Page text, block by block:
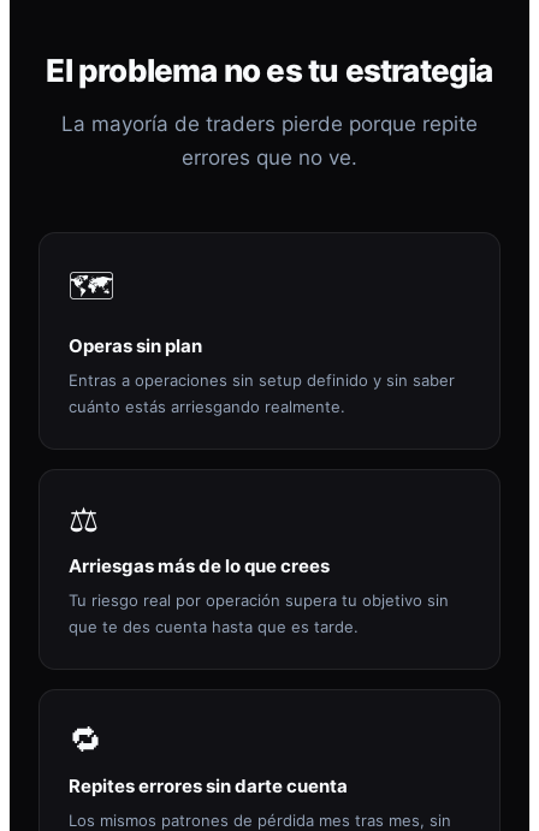
El problema no es tu estrategia
La mayoría de traders pierde porque repite
errores que no ve.
🗺️
Operas sin plan
Entras a operaciones sin setup definido y sin saber
cuánto estás arriesgando realmente.
⚖️
Arriesgas más de lo que crees
Tu riesgo real por operación supera tu objetivo sin
que te des cuenta hasta que es tarde.
🔁
Repites errores sin darte cuenta
Los mismos patrones de pérdida mes tras mes, sin